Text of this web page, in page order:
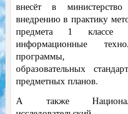
внесёт в
внедрению в практику
предмета 1 классе
информационные
программы,
образовательных
предметных планов.
А также